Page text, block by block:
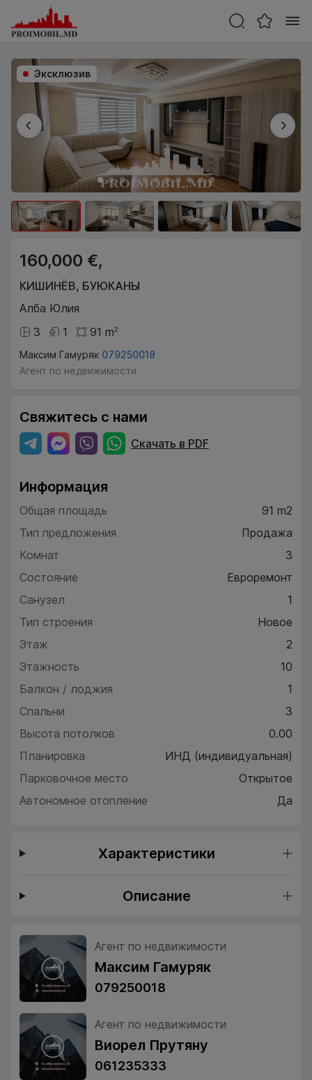
Эксклюзив
160,000 €,
КИШИНЁВ, БУЮКАНЫ
Алба Юлия
3
1 91 m2
Максим Гамуряк 079250018
Агент по недвижимости
Свяжитесь с нами
Скачать в PDF
Информация
Общая площадь
91 m2
Тип предложения
Продажа
Комнат
3
Состояние
Евроремонт
Санузел
1
Тип строения
Новое
Этаж
2
Этажность
10
Балкон / лоджия
1
Спальни
3
Высота потолков
0.00
Планировка
ИНД (индивидуальная)
Парковочное место
Открытое
Автономное отопление
Да
Характеристики
Описание
Агент по недвижимости
Максим Гамуряк
079250018
Агент по недвижимости
Виорел Прутяну
061235333